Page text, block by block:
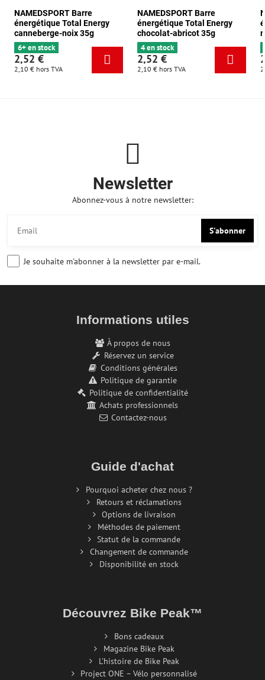
NAMEDSPORT Barre
énergétique Total Energy
canneberge-noix 35g
6+ en stock
2,52 €
2,10 € hors TVA
NAMEDSPORT Barre
énergétique Total Energy
chocolat-abricot 35g
4 en stock
2,52 €
2,10 € hors TVA
Newsletter
Abonnez-vous à notre newsletter:
S'abonner
Je souhaite m'abonner à la newsletter par e-mail.
Informations utiles
À propos de nous
Réservez un service
Conditions générales
Politique de garantie
Politique de confidentialité
Achats professionnels
Contactez-nous
Guide d'achat
Pourquoi acheter chez nous ?
Retours et réclamations
Options de livraison
Méthodes de paiement
Statut de la commande
Changement de commande
Disponibilité en stock
Découvrez Bike Peak™
Bons cadeaux
Magazine Bike Peak
L'histoire de Bike Peak
Project ONE – Vélo personnalisé